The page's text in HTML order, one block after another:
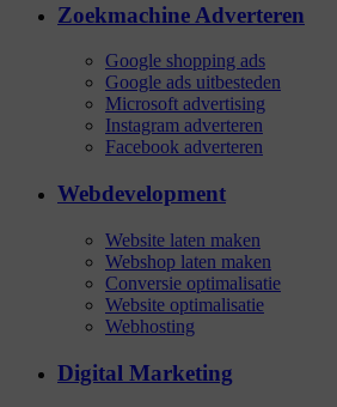
Zoekmachine Adverteren
Google shopping ads
Google ads uitbesteden
Microsoft advertising
Instagram adverteren
Facebook adverteren
Webdevelopment
Website laten maken
Webshop laten maken
Conversie optimalisatie
Website optimalisatie
Webhosting
Digital Marketing